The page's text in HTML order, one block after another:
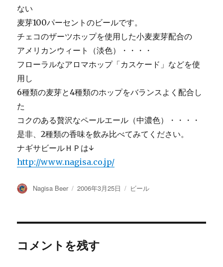
ない
麦芽100パーセントのビールです。
チェコのザーツホップを使用した小麦麦芽配合の
アメリカンウィート（淡色）・・・・
フローラルなアロマホップ「カスケード」などを使
用し
6種類の麦芽と4種類のホップをバランスよく配合し
た
コクのある贅沢なペールエール（中濃色）・・・・
是非、2種類の香味を飲み比べてみてください。
ナギサビールＨＰは↓
http://www.nagisa.co.jp/
投
Nagisa Beer
投
2006年3月25日
カ
ビール
コメントを残す